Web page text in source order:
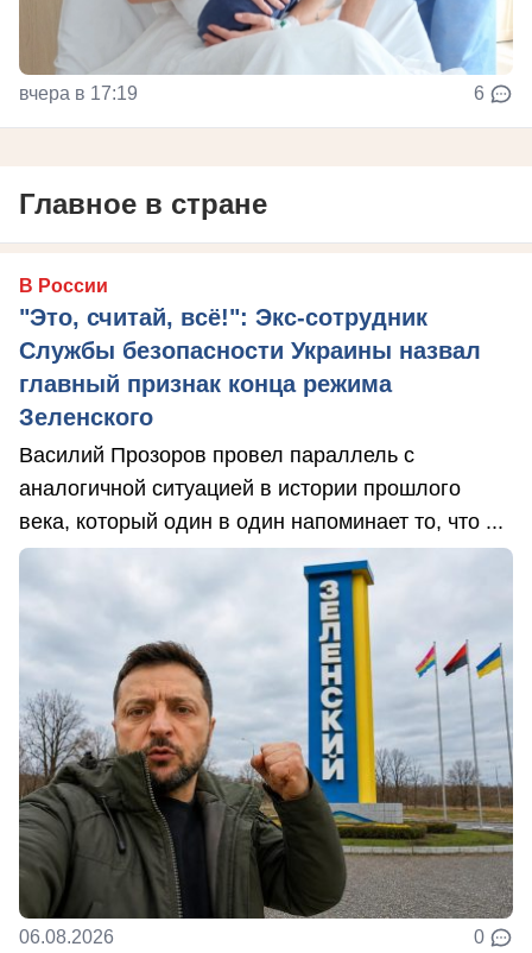
вчера в 17:19 6
Главное в стране
В России
"Это, считай, всё!": Экс-сотрудник
Службы безопасности Украины назвал
главный признак конца режима
Зеленского
Василий Прозоров провел параллель с
аналогичной ситуацией в истории прошлого
века, который один в один напоминает то, что ...
06.08.2026 0